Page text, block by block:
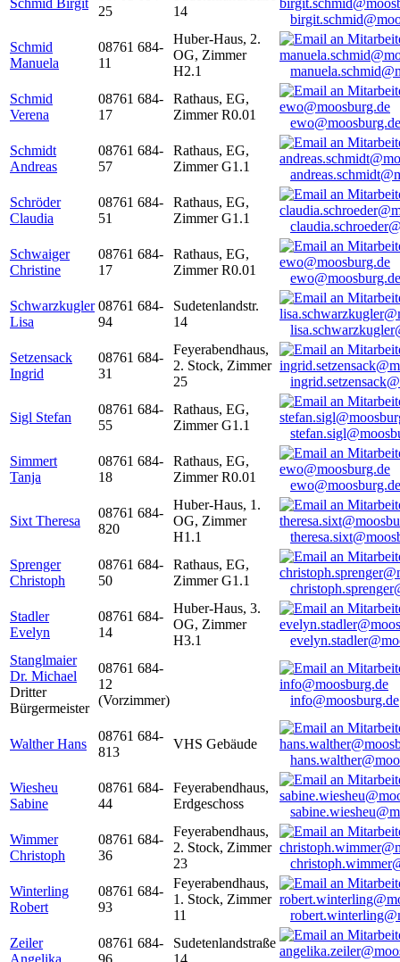
Schmid Birgit
25
14
Schmid
Manuela
08761 684-
11
Huber-Haus, 2.
OG, Zimmer
H2.1
Schmid
Verena
08761 684-
17
Rathaus, EG,
Zimmer R0.01
ewo@moosburg.de
Schmidt
Andreas
08761 684-
57
Rathaus, EG,
Zimmer G1.1
Schröder
Claudia
08761 684-
51
Rathaus, EG,
Zimmer G1.1
Schwaiger
Christine
08761 684-
17
Rathaus, EG,
Zimmer R0.01
ewo@moosburg.de
Schwarzkugler
Lisa
08761 684-
94
Sudetenlandstr.
14
Setzensack
Ingrid
08761 684-
31
Feyerabendhaus,
2. Stock, Zimmer
25
Sigl Stefan
08761 684-
55
Rathaus, EG,
Zimmer G1.1
Simmert
Tanja
08761 684-
18
Rathaus, EG,
Zimmer R0.01
ewo@moosburg.de
Sixt Theresa
08761 684-
820
Huber-Haus, 1.
OG, Zimmer
H1.1
Sprenger
Christoph
08761 684-
50
Rathaus, EG,
Zimmer G1.1
Stadler
Evelyn
08761 684-
14
Huber-Haus, 3.
OG, Zimmer
H3.1
Stanglmaier
Dr. Michael
Dritter
Bürgermeister
08761 684-
12
(Vorzimmer)
info@moosburg.de
Walther Hans
08761 684-
813
VHS Gebäude
Wiesheu
Sabine
08761 684-
44
Feyerabendhaus,
Erdgeschoss
Wimmer
Christoph
08761 684-
36
Feyerabendhaus,
2. Stock, Zimmer
23
Winterling
Robert
08761 684-
93
Feyerabendhaus,
1. Stock, Zimmer
11
Zeiler
Angelika
08761 684-
96
Sudetenlandstraße
14